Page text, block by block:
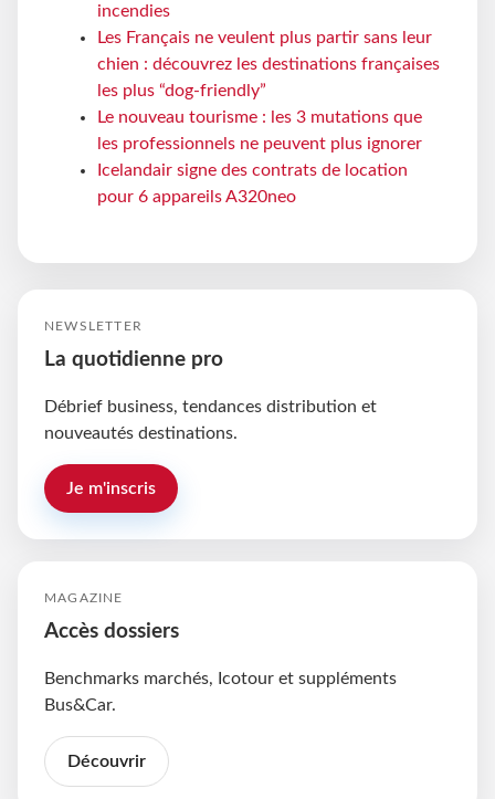
incendies
Les Français ne veulent plus partir sans leur
chien : découvrez les destinations françaises
les plus “dog-friendly”
Le nouveau tourisme : les 3 mutations que
les professionnels ne peuvent plus ignorer
Icelandair signe des contrats de location
pour 6 appareils A320neo
NEWSLETTER
La quotidienne pro
Débrief business, tendances distribution et
nouveautés destinations.
Je m'inscris
MAGAZINE
Accès dossiers
Benchmarks marchés, Icotour et suppléments
Bus&Car.
Découvrir